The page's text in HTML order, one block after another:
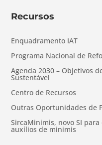
Recursos
Enquadramento IAT
Programa Nacional de
Agenda 2030 – Objetivos
Sustentável
Centro de Recursos
Outras Oportunidades de
SircaMinimis, novo SI
auxílios de minimis